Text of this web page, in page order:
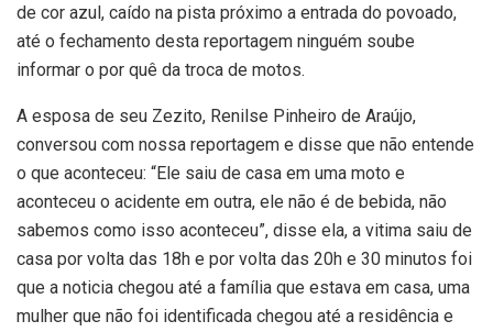
de cor azul, caído na pista próximo a entrada do povoado,
até o fechamento desta reportagem ninguém soube
informar o por quê da troca de motos.
A esposa de seu Zezito, Renilse Pinheiro de Araújo,
conversou com nossa reportagem e disse que não entende
o que aconteceu: “Ele saiu de casa em uma moto e
aconteceu o acidente em outra, ele não é de bebida, não
sabemos como isso aconteceu”, disse ela, a vitima saiu de
casa por volta das 18h e por volta das 20h e 30 minutos foi
que a noticia chegou até a família que estava em casa, uma
mulher que não foi identificada chegou até a residência e